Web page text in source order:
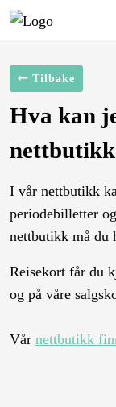
Tilbake
Hva kan
I vår nettbutikk
periodebilletter
nettbutikk må du
Reisekort får du
og på våre
Vår nettbutikk